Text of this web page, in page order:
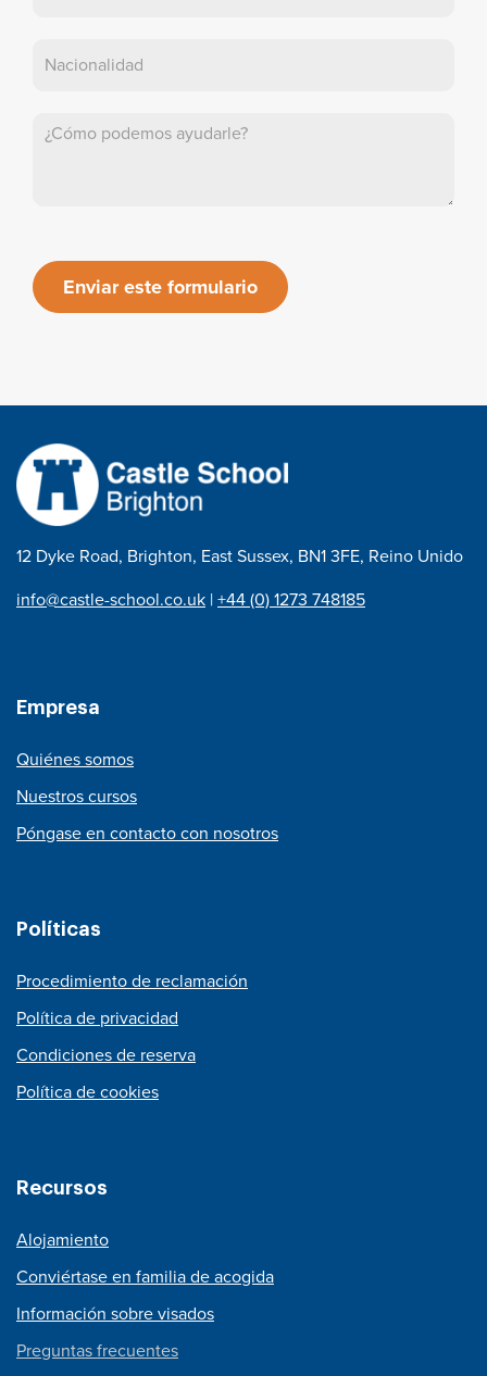
nosotros
Enviar este formulario
12 Dyke Road, Brighton, East Sussex, BN1 3FE, Reino Unido
info@castle-school.co.uk |+44 (0) 1273 748185
Empresa
Quiénes somos
Nuestros cursos
Póngase en contacto con nosotros
Políticas
Procedimiento de reclamación
Política de privacidad
Condiciones de reserva
Política de cookies
Recursos
Alojamiento
Conviértase en familia de acogida
Información sobre visados
Preguntas frecuentes